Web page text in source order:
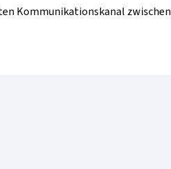
Kommunikationskanal zwischen